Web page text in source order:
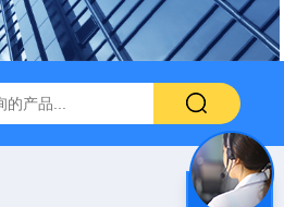
XRP-DO2016B荧光法溶解氧仪